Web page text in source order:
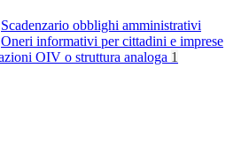
Scadenzario obblighi amministrativi
Oneri informativi per cittadini e imprese
OIV o struttura analoga 1